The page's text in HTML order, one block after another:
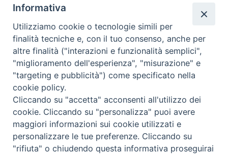
Informativa
Utilizziamo cookie o tecnologie simili per
finalità tecniche e, con il tuo consenso, anche per
altre finalità ("interazioni e funzionalità semplici",
"miglioramento dell'esperienza", "misurazione" e
"targeting e pubblicità") come specificato nella
cookie policy.
Cliccando su "accetta" acconsenti all'utilizzo dei
cookie. Cliccando su "personalizza" puoi avere
maggiori informazioni sui cookie utilizzati e
personalizzare le tue preferenze. Cliccando su
"rifiuta" o chiudendo questa informativa proseguirai